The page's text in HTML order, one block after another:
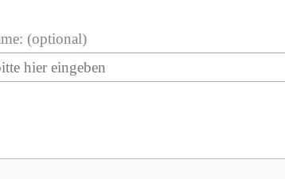
(optional)